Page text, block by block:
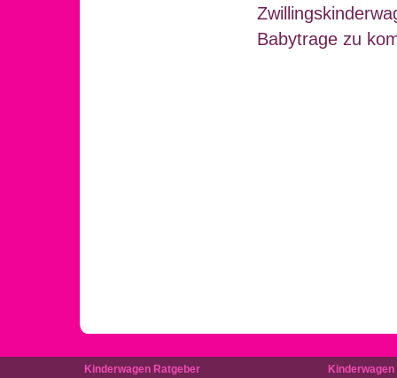
Babytrage zu
Kinderwagen Ratgeber
Kinderwagen